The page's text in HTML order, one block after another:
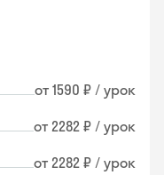
от 1590 ₽ / урок
от 2282 ₽ / урок
от 2282 ₽ / урок